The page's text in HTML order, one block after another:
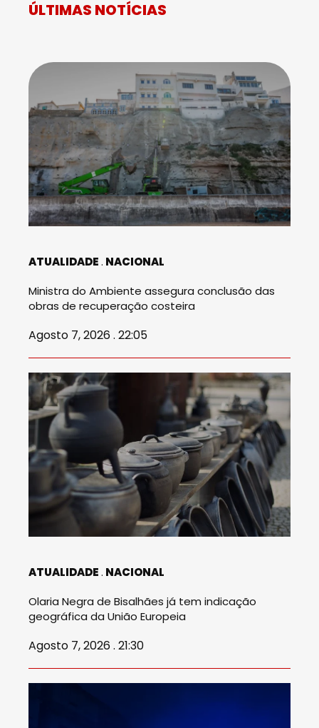
ÚLTIMAS NOTÍCIAS
ATUALIDADE NACIONAL
Ministra do Ambiente assegura conclusão das
obras de recuperação costeira
Agosto 7, 2026 . 22:05
ATUALIDADE NACIONAL
Olaria Negra de Bisalhães já tem indicação
geográfica da União Europeia
Agosto 7, 2026 . 21:30